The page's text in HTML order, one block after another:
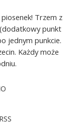
Trzem z
punkt
jednym punkcie.
Każdy może